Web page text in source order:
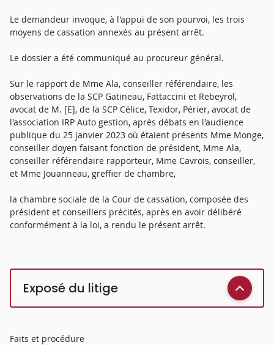
Le demandeur invoque, à l'appui de son pourvoi, les trois
moyens de cassation annexés au présent arrêt.
Le dossier a été communiqué au procureur général.
Sur le rapport de Mme Ala, conseiller référendaire, les
observations de la SCP Gatineau, Fattaccini et Rebeyrol,
avocat de M. [E], de la SCP Célice, Texidor, Périer, avocat de
l'association IRP Auto gestion, après débats en l'audience
publique du 25 janvier 2023 où étaient présents Mme Monge,
conseiller doyen faisant fonction de président, Mme Ala,
conseiller référendaire rapporteur, Mme Cavrois, conseiller,
et Mme Jouanneau, greffier de chambre,
la chambre sociale de la Cour de cassation, composée des
président et conseillers précités, après en avoir délibéré
conformément à la loi, a rendu le présent arrêt.
Exposé du litige
Faits et procédure